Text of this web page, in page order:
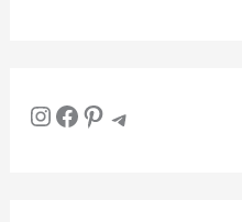
InstagramFacebook Pinterest Telegram